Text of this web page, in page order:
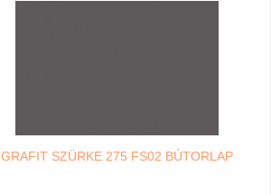
GRAFIT SZÜRKE 275 FS02 BÚTORLAP